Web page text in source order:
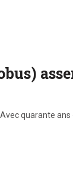
quarante ans